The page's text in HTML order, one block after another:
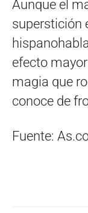
Aunque el
superstición
efecto
magia que
conoce de
Fuente: